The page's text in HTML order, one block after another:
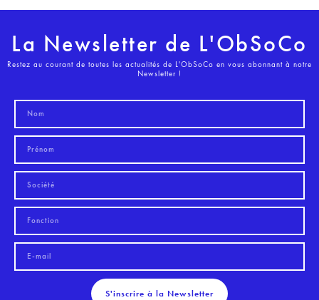
La Newsletter de L'ObSoCo
Restez au courant de toutes les actualités de L'ObSoCo en vous abonnant à notre
Newsletter !
S'inscrire à la Newsletter